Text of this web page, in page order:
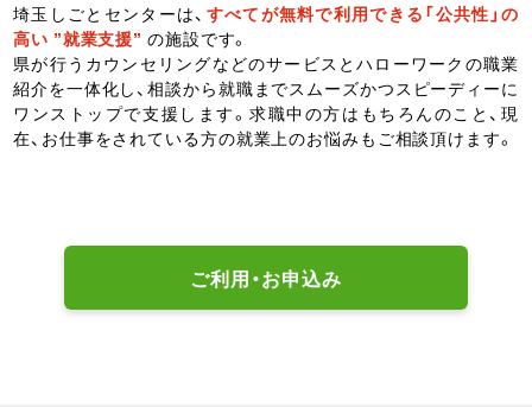
埼玉しごとセンターは、 すべてが無料で利用できる「公共性」の
高い ”就業支援” の施設です。
県が行うカウンセリングなどのサービスとハローワークの職業
紹介を一体化し、相談から就職までスムーズかつスピーディーに
ワンストップで支援します。求職中の方はもちろんのこと、現
在、お仕事をされている方の就業上のお悩みもご相談頂けます。
ご利用・お申込み